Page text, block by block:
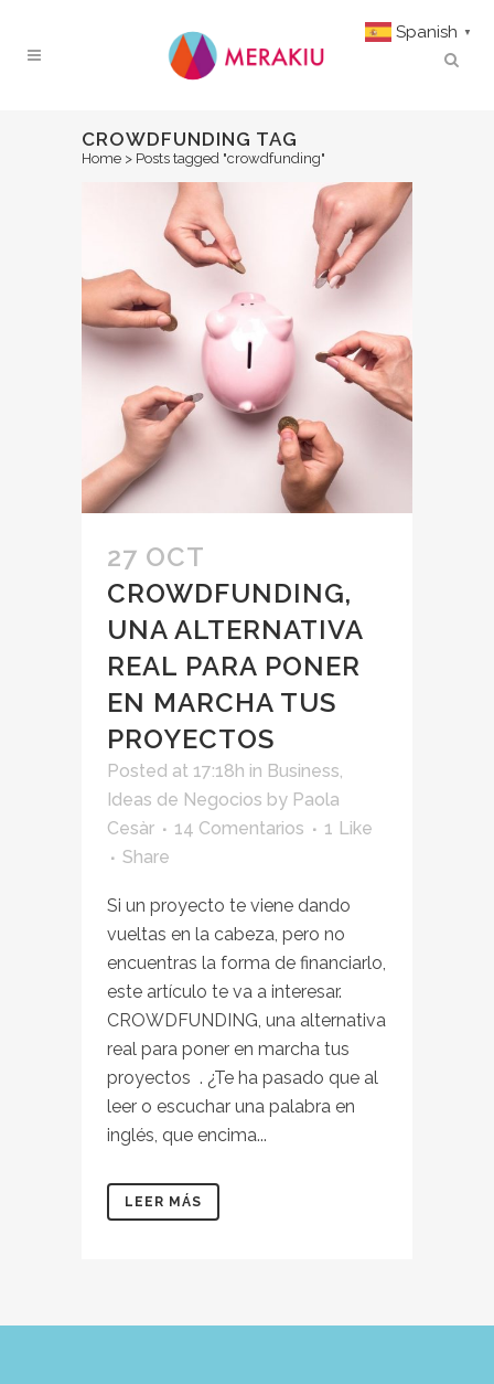
CROWDFUNDING TAG
Home > Posts tagged "crowdfunding"
27 OCT
CROWDFUNDING,
UNA ALTERNATIVA
REAL PARA PONER
EN MARCHA TUS
PROYECTOS
Posted at 17:18h in Business,
Ideas de Negocios by Paola
Cesàr
14 Comentarios 1 Like
Share
Si un proyecto te viene dando
vueltas en la cabeza, pero no
encuentras la forma de financiarlo,
este artículo te va a interesar.
CROWDFUNDING, una alternativa
real para poner en marcha tus
proyectos . ¿Te ha pasado que al
leer o escuchar una palabra en
inglés, que encima...
LEER MÁS
Spanish ▼